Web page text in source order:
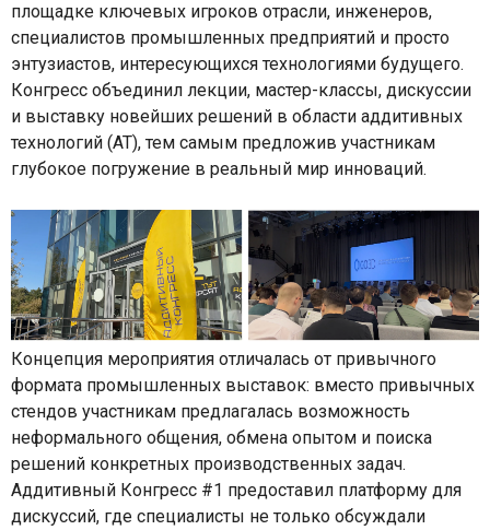
площадке ключевых игроков отрасли, инженеров,
специалистов промышленных предприятий и просто
энтузиастов, интересующихся технологиями будущего.
Конгресс объединил лекции, мастер-классы, дискуссии
и выставку новейших решений в области аддитивных
технологий (АТ), тем самым предложив участникам
глубокое погружение в реальный мир инноваций.
Концепция мероприятия отличалась от привычного
формата промышленных выставок: вместо привычных
стендов участникам предлагалась возможность
неформального общения, обмена опытом и поиска
решений конкретных производственных задач.
Аддитивный Конгресс #1 предоставил платформу для
дискуссий, где специалисты не только обсуждали